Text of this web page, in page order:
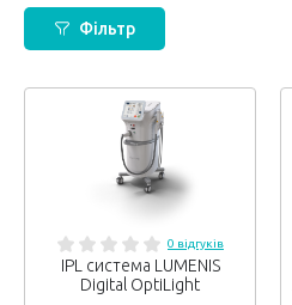
Фільтр
0 відгуків
IPL система LUMENIS
Digital OptiLight